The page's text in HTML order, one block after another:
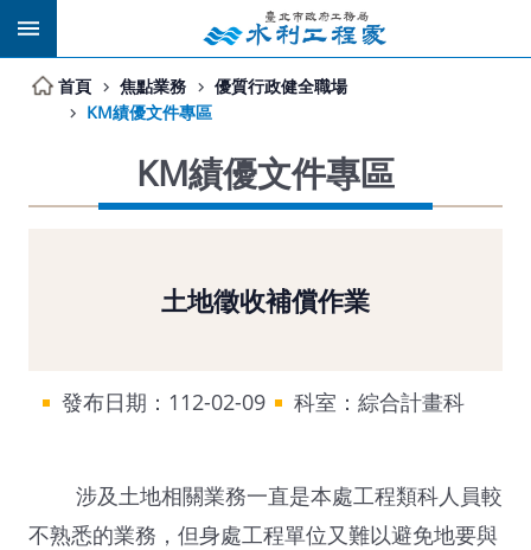
跳到主要內容區塊
首頁 焦點業務
優質行政健全職場
KM績優文件專區
KM績優文件專區
土地徵收補償作業
發布日期：112-02-09 科室：綜合計畫科
涉及土地相關業務一直是本處工程類科人員較
不熟悉的業務，但身處工程單位又難以避免地要與